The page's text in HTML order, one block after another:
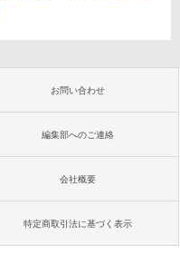
お問い合わせ
編集部へのご連絡
会社概要
特定商取引法に基づく表示